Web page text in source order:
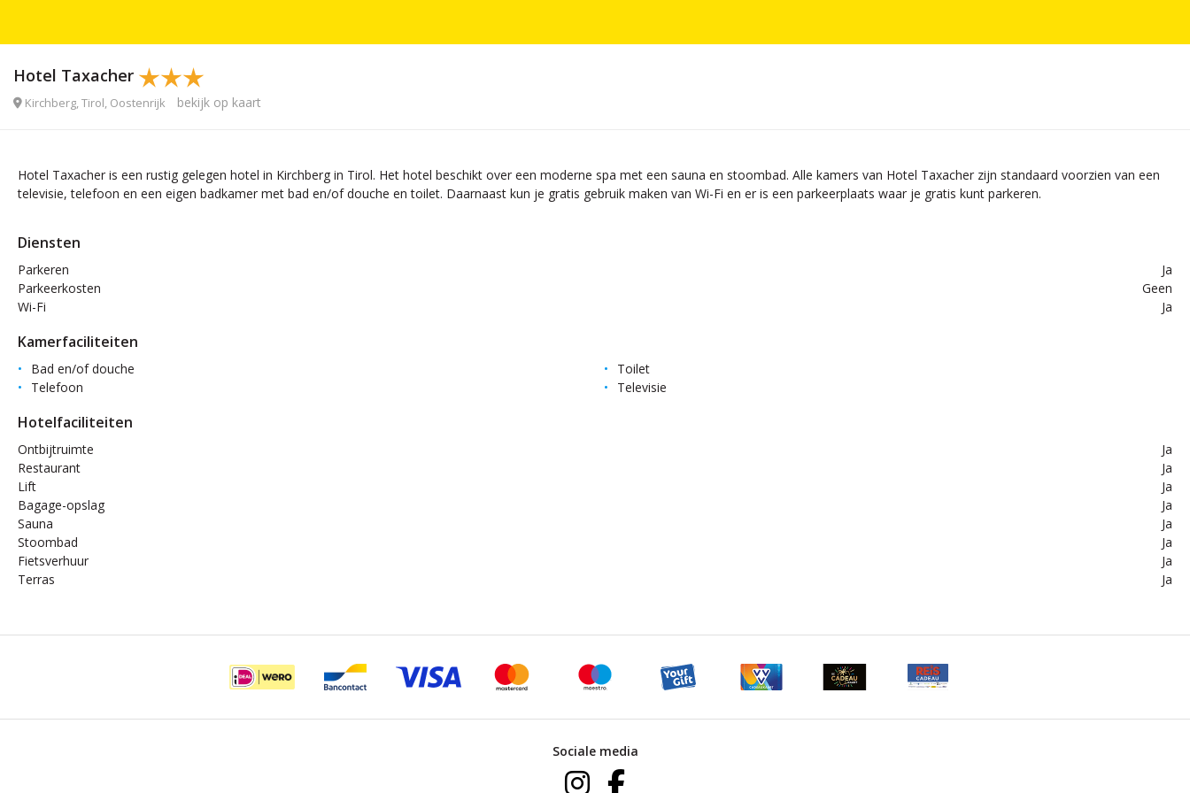
Hotel Taxacher
Kirchberg, Tirol, Oostenrijk bekijk op kaart
Hotel Taxacher is een rustig gelegen hotel in Kirchberg in Tirol. Het hotel beschikt over een moderne spa met een sauna en stoombad. Alle kamers van Hotel Taxacher zijn standaard voorzien van een
televisie, telefoon en een eigen badkamer met bad en/of douche en toilet. Daarnaast kun je gratis gebruik maken van Wi-Fi en er is een parkeerplaats waar je gratis kunt parkeren.
Diensten
Parkeren
Ja
Parkeerkosten
Geen
Wi-Fi
Ja
Kamerfaciliteiten
Bad en/of douche
Toilet
Telefoon
Televisie
Hotelfaciliteiten
Ontbijtruimte
Ja
Restaurant
Ja
Lift
Ja
Bagage-opslag
Ja
Sauna
Ja
Stoombad
Ja
Fietsverhuur
Ja
Terras
Ja
Sociale media